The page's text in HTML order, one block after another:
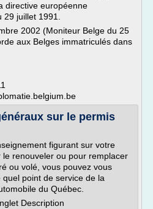
directive européenne
juillet 1991.
2002 (Moniteur Belge du 25
aux Belges immatriculés dans
sur le permis
figurant sur votre
renouveler ou pour remplacer
ou volé, vous pouvez vous
point de service de la
du Québec.
Description